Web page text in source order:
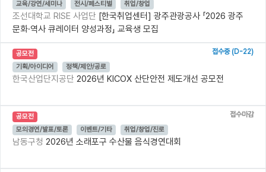
교육/강연/세미나
전시/페스티벌 취업/창업
조선대학교 RISE 사업단 [한국취업센터] 광주관광공사 「2026 광주
문화·역사 큐레이터 양성과정」 교육생 모집
공모전
접수중 (D-22)
기획/아이디어
정책/제안/공로
한국산업단지공단 2026년 KICOX 산단안전 제도개선 공모전
공모전
접수마감
모의경연/발표/토론
이벤트/기타 취업/창업/진로
남동구청 2026년 소래포구 수산물 음식경연대회